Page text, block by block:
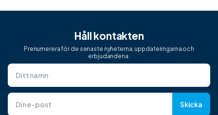
Håll kontakten
Prenumerera för de senaste nyheterna, uppdateringarna och
erbjudandena.
Skicka